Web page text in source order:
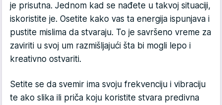
je prisutna. Jednom kad se nađete u takvoj situaciji,
iskoristite je. Osetite kako vas ta energija ispunjava i
pustite mislima da stvaraju. To je savršeno vreme za
zaviriti u svoj um razmišljajući šta bi mogli lepo i
kreativno ostvariti.
Setite se da svemir ima svoju frekvenciju i vibraciju
te ako slika ili priča koju koristite stvara predivna